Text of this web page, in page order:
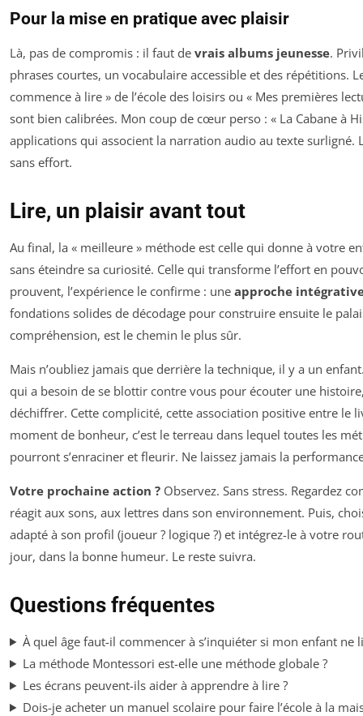
Pour la mise en pratique avec plaisir
Là, pas de compromis : il faut de vrais albums jeunesse.
phrases courtes, un vocabulaire accessible et des répétitions.
commence à lire » de l’école des loisirs ou « Mes premières
sont bien calibrées. Mon coup de cœur perso : « La Cabane à
applications qui associent la narration audio au texte surligné.
sans effort.
Lire, un plaisir avant tout
Au final, la « meilleure » méthode est celle qui donne à votre
sans éteindre sa curiosité. Celle qui transforme l’effort en
prouvent, l’expérience le confirme : une approche
fondations solides de décodage pour construire ensuite le
compréhension, est le chemin le plus sûr.
Mais n’oubliez jamais que derrière la technique, il y a un
qui a besoin de se blottir contre vous pour écouter une
déchiffrer. Cette complicité, cette association positive entre le
moment de bonheur, c’est le terreau dans lequel toutes les
pourront s’enraciner et fleurir. Ne laissez jamais la
Votre prochaine action ? Observez. Sans stress. Regardez
réagit aux sons, aux lettres dans son environnement. Puis,
adapté à son profil (joueur ? logique ?) et intégrez-le à votre
jour, dans la bonne humeur. Le reste suivra.
Questions fréquentes
À quel âge faut-il commencer à s’inquiéter si mon enfant ne
La méthode Montessori est-elle une méthode globale ?
Les écrans peuvent-ils aider à apprendre à lire ?
Dois-je acheter un manuel scolaire pour faire l’école à la